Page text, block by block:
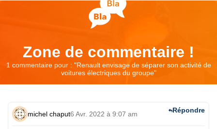
Zone de commentaire !
1 commentaire pour : "Renault envisage de séparer son activité de
voitures électriques du groupe"
michel chaput6 Avr. 2022 à 9:07 am Répondre